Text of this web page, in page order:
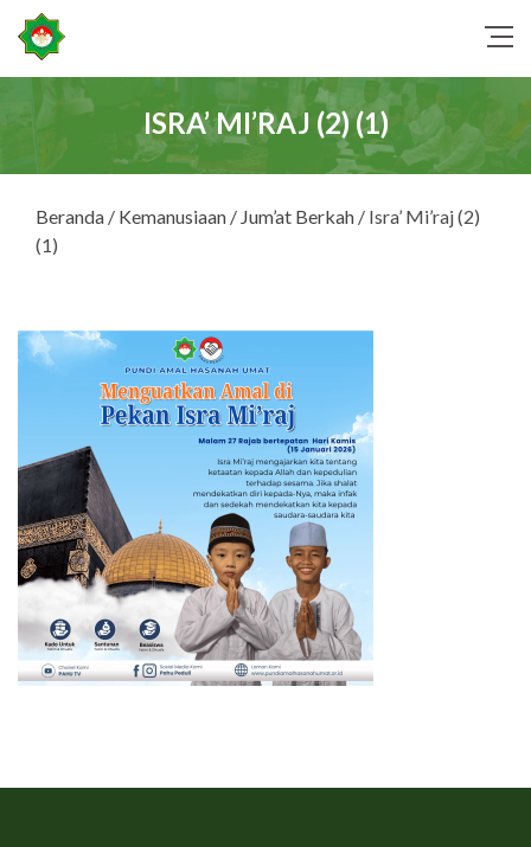
ISRA’ MI’RAJ (2) (1)
Beranda / Kemanusiaan / Jum’at Berkah / Isra’ Mi’raj (2)
(1)